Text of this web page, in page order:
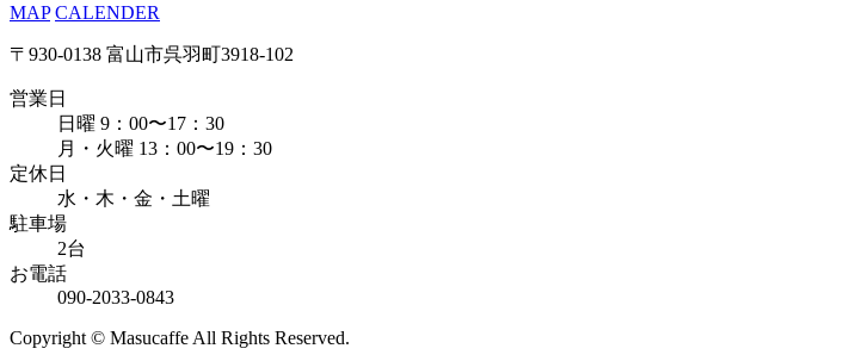
MAP CALENDER
〒930-0138 富山市呉羽町3918-102
営業日
日曜 9：00〜17：30
月・火曜 13：00〜19：30
定休日
水・木・金・土曜
駐車場
2台
お電話
090-2033-0843
Copyright © Masucaffe All Rights Reserved.